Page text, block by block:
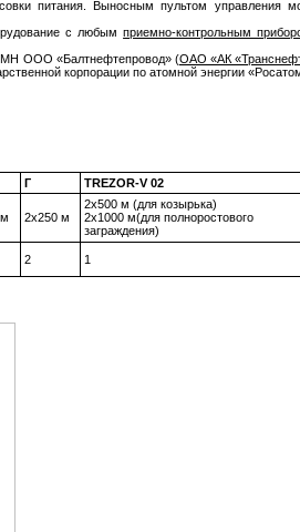
питания. Выносным пультом управления
с любым приемно-контрольным
МН ООО «Балтнефтепровод» (ОАО «АК
корпорации по атомной энергии
Г TREZOR-V 02
2х250 м
2х500 м (для козырька)
2х1000 м(для полноростового
заграждения)
2 1